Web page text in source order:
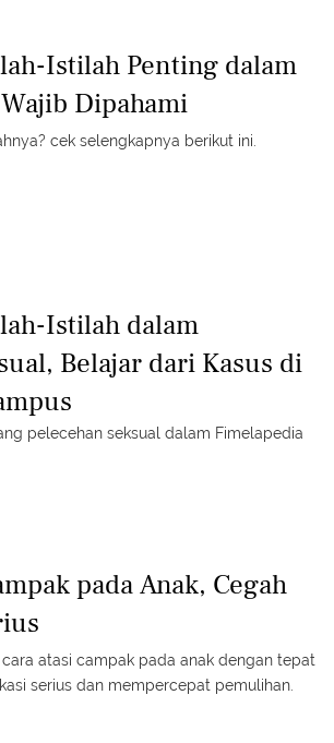
Istilah Penting dalam
Dipahami
cek selengkapnya berikut ini.
Istilah dalam
Belajar dari Kasus di
pelecehan seksual dalam Fimelapedia
pada Anak, Cegah
atasi campak pada anak dengan tepat
serius dan mempercepat pemulihan.